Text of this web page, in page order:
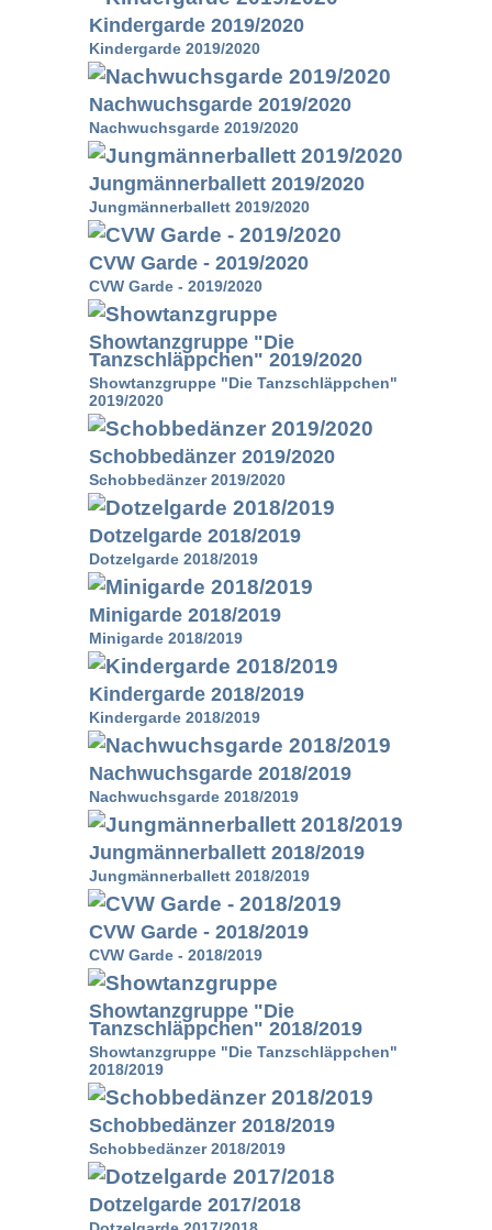
Kindergarde 2019/2020
Kindergarde 2019/2020
Nachwuchsgarde 2019/2020
Nachwuchsgarde 2019/2020
Jungmännerballett 2019/2020
Jungmännerballett 2019/2020
CVW Garde - 2019/2020
CVW Garde - 2019/2020
Showtanzgruppe "Die
Tanzschläppchen" 2019/2020
Showtanzgruppe "Die Tanzschläppchen"
2019/2020
Schobbedänzer 2019/2020
Schobbedänzer 2019/2020
Dotzelgarde 2018/2019
Dotzelgarde 2018/2019
Minigarde 2018/2019
Minigarde 2018/2019
Kindergarde 2018/2019
Kindergarde 2018/2019
Nachwuchsgarde 2018/2019
Nachwuchsgarde 2018/2019
Jungmännerballett 2018/2019
Jungmännerballett 2018/2019
CVW Garde - 2018/2019
CVW Garde - 2018/2019
Showtanzgruppe "Die
Tanzschläppchen" 2018/2019
Showtanzgruppe "Die Tanzschläppchen"
2018/2019
Schobbedänzer 2018/2019
Schobbedänzer 2018/2019
Dotzelgarde 2017/2018